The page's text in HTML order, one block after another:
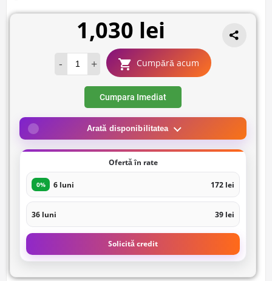
1,030 lei
- + Cumpără acum
Cumpara Imediat
Arată disponibilitatea
Ofertă în rate
0% 6 luni 172 lei
36 luni 39 lei
Solicită credit